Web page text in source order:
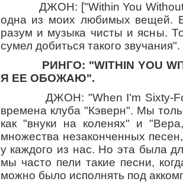
ДЖОН: ["Within You Without
одна из моих любимых вещей.
разум и музыка чисты и ясны.
сумел добиться такого звучания".
РИНГО: "WITHIN YOU
Я ЕЕ ОБОЖАЮ".
ДЖОН: "When I'm Sixty-Four"
времена клуба "Кэверн". Мы
как "внуки на коленях" и
множества незаконченных
у каждого из нас. Но эта была
мы часто пели такие песни,
можно было исполнять под